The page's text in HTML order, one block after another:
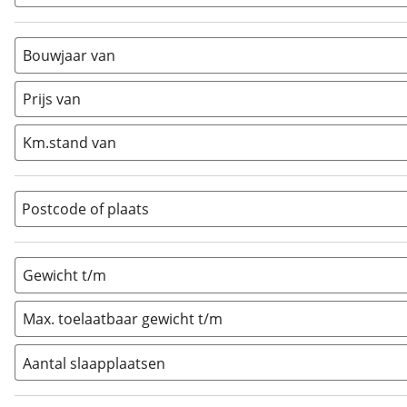
Alkoof (0)
Busmodel
Caravan (0)
Half-integraal
Integraal (0)
Opzetunit (0
Vouwwagen (0)
Bouwjaar van
Prijs van
Km.stand van
Postcode of plaats
Gewicht t/m
Max. toelaatbaar gewicht t/m
Aantal slaapplaatsen
1 (0)